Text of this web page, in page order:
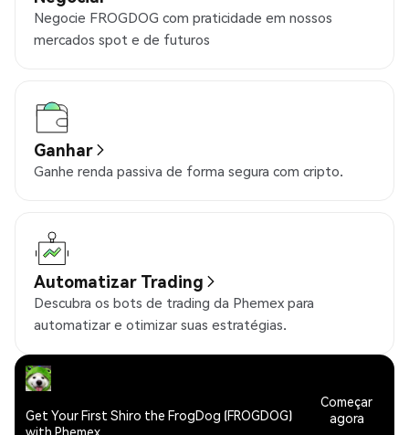
Negocie FROGDOG com praticidade em nossos
mercados spot e de futuros
Ganhar
Ganhe renda passiva de forma segura com cripto.
Automatizar Trading
Descubra os bots de trading da Phemex para
automatizar e otimizar suas estratégias.
Get Your First Shiro the FrogDog (FROGDOG)
with Phemex
Começar
agora